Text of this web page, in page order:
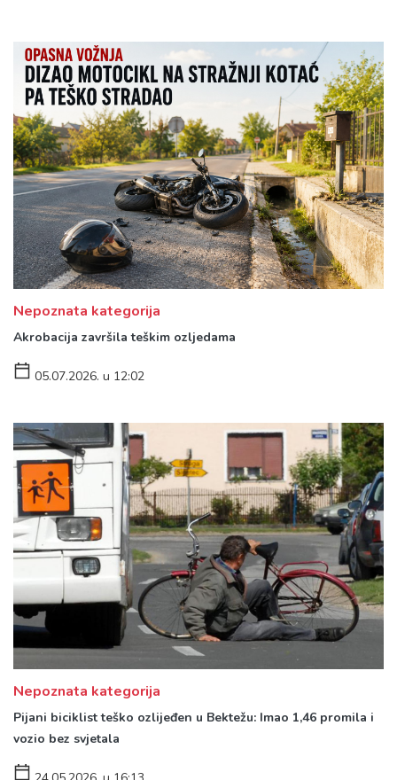
Nepoznata kategorija
Akrobacija završila teškim ozljedama
05.07.2026. u 12:02
Nepoznata kategorija
Pijani biciklist teško ozlijeđen u Bektežu: Imao 1,46 promila i
vozio bez svjetala